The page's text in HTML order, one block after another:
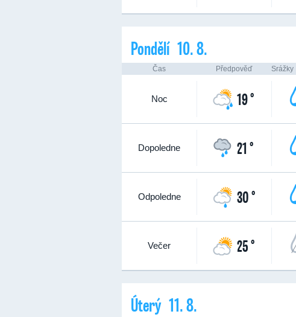
Pondělí 10. 8.
Čas Předpověď Srážky
Noc 19 °
Dopoledne 21 °
Odpoledne 30 °
Večer 25 °
Úterý 11. 8.